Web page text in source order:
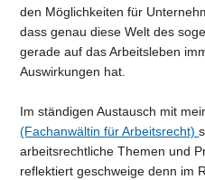
den Möglichkeiten für
dass genau diese Welt des
gerade auf das Arbeitsleben
Auswirkungen hat.
Im ständigen Austausch mit
(Fachanwältin für Arbeitsrecht)
arbeitsrechtliche Themen und
reflektiert geschweige denn im